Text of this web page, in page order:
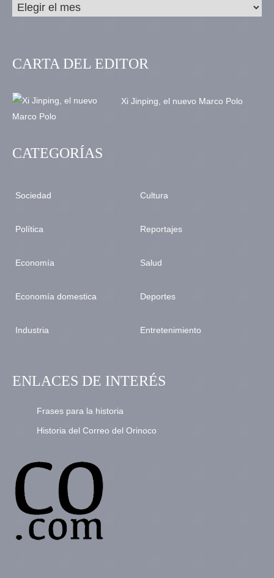
CARTA DEL EDITOR
Xi Jinping, el nuevo Marco Polo
CATEGORÍAS
Sociedad
Política
Economía
Economía domestica
Industria
Cultura
Reportajes
Salud
Deportes
Entretenimiento
ENLACES DE INTERÉS
Frases para la historia
Historia del Correo del Orinoco